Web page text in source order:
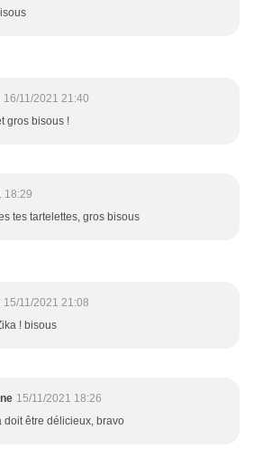
16/11/2021 21:40
gros bisous !
18:29
tes tartelettes, gros bisous
15/11/2021 21:08
! bisous
15/11/2021 18:26
doit être délicieux, bravo